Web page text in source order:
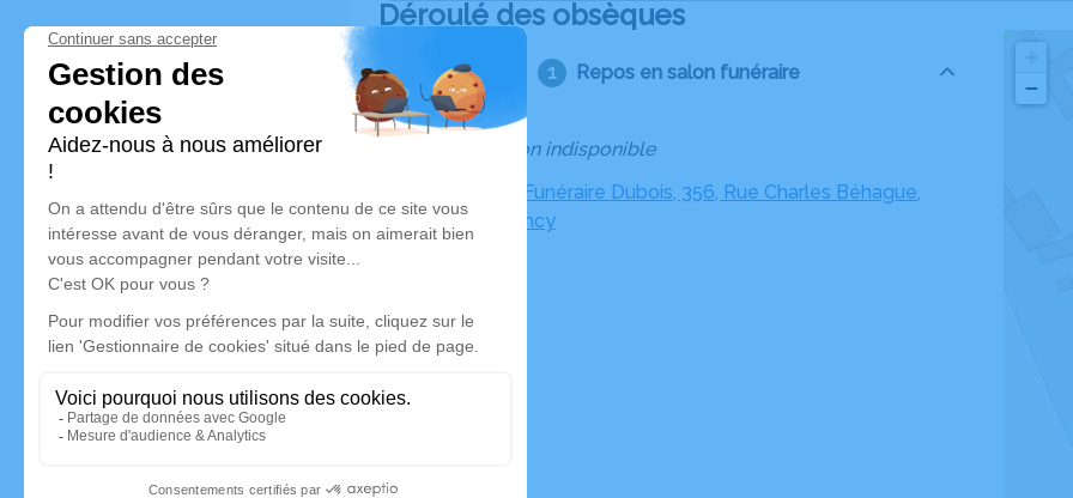
Déroulé des obsèques
Repos en salon funéraire
Information indisponible
Chambre Funéraire Dubois, 356, Rue Charles Béhague,
59553 Cuincy
−